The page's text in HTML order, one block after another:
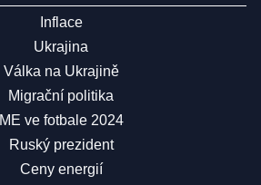
Inflace
Ukrajina
Válka na Ukrajině
Migrační politika
ME ve fotbale 2024
Ruský prezident
Ceny energií